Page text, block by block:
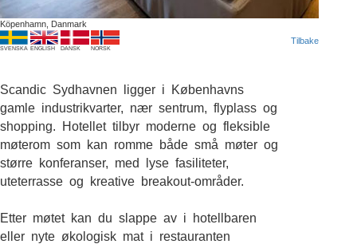
Köpenhamn, Danmark
SVENSKA ENGLISH DANSK NORSK
Tilbake
Scandic Sydhavnen ligger i Københavns
gamle industrikvarter, nær sentrum, flyplass og
shopping. Hotellet tilbyr moderne og fleksible
møterom som kan romme både små møter og
større konferanser, med lyse fasiliteter,
uteterrasse og kreative breakout-områder.
Etter møtet kan du slappe av i hotellbaren
eller nyte økologisk mat i restauranten